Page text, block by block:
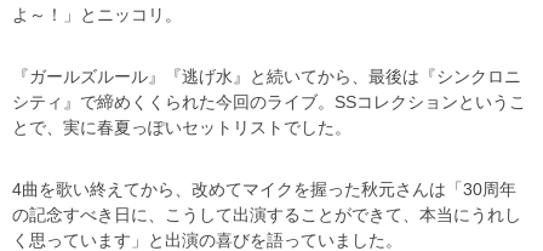
よ～！」とニッコリ。
『ガールズルール』『逃げ水』と続いてから、最後は『シンクロニ
シティ』で締めくくられた今回のライブ。SSコレクションというこ
とで、実に春夏っぽいセットリストでした。
4曲を歌い終えてから、改めてマイクを握った秋元さんは「30周年
の記念すべき日に、こうして出演することができて、本当にうれし
く思っています」と出演の喜びを語っていました。